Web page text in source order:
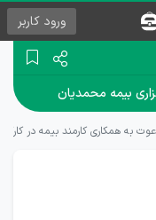
ورود کاربر
بیمه محمدیان
به همکاری کارمند بیمه در